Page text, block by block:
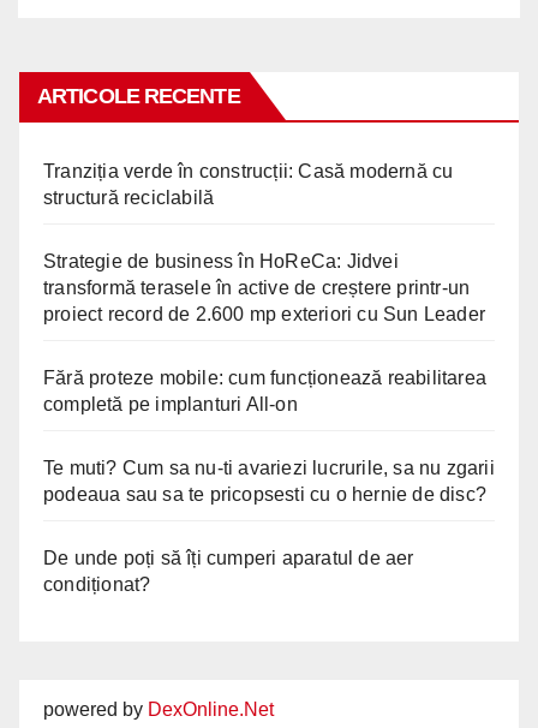
ARTICOLE RECENTE
Tranziția verde în construcții: Casă modernă cu
structură reciclabilă
Strategie de business în HoReCa: Jidvei
transformă terasele în active de creștere printr-un
proiect record de 2.600 mp exteriori cu Sun Leader
Fără proteze mobile: cum funcționează reabilitarea
completă pe implanturi All-on
Te muti? Cum sa nu-ti avariezi lucrurile, sa nu zgarii
podeaua sau sa te pricopsesti cu o hernie de disc?
De unde poți să îți cumperi aparatul de aer
condiționat?
powered by DexOnline.Net